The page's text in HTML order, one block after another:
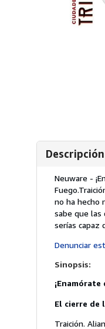
Descripción
Descripción:
Neuware -
no ha hecho
sabe que las
serías capaz
Denunciar
Sinopsis:
El cierre de
Traición.